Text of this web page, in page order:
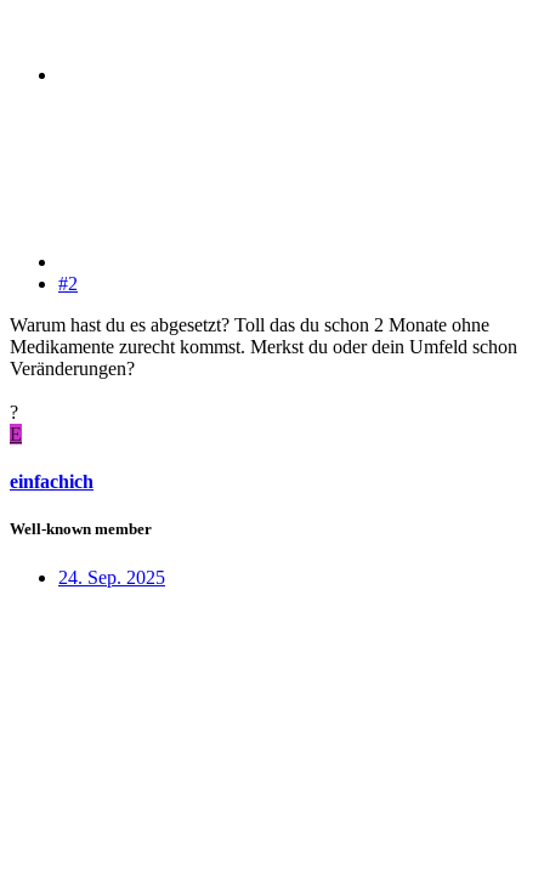
#2
Warum hast du es abgesetzt? Toll das du schon 2 Monate ohne
Medikamente zurecht kommst. Merkst du oder dein Umfeld schon
Veränderungen?
?
E
einfachich
Well-known member
24. Sep. 2025